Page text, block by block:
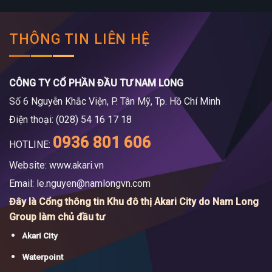
THÔNG TIN LIÊN HỆ
CÔNG TY CỔ PHẦN ĐẦU TƯ NAM LONG
Số 6 Nguyễn Khắc Viện, P. Tân Mỹ, Tp. Hồ Chí Minh
Điện thoại: (028) 54 16 17 18
HOTLINE: 0936 801 606
Website: www.akari.vn
Email: le.nguyen@namlongvn.com
Đây là Cổng thông tin Khu đô thị Akari City do Nam Long
Group làm chủ đầu tư
Akari City
Waterpoint